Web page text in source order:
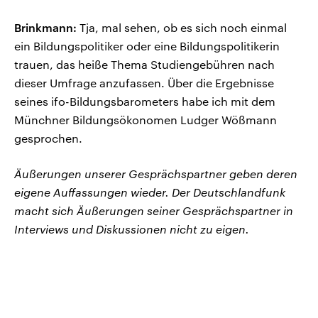
Brinkmann: Tja, mal sehen, ob es sich noch einmal
ein Bildungspolitiker oder eine Bildungspolitikerin
trauen, das heiße Thema Studiengebühren nach
dieser Umfrage anzufassen. Über die Ergebnisse
seines ifo-Bildungsbarometers habe ich mit dem
Münchner Bildungsökonomen Ludger Wößmann
gesprochen.
Äußerungen unserer Gesprächspartner geben deren
eigene Auffassungen wieder. Der Deutschlandfunk
macht sich Äußerungen seiner Gesprächspartner in
Interviews und Diskussionen nicht zu eigen.